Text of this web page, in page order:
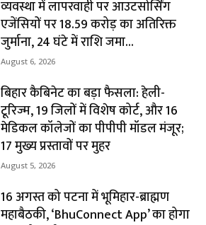
व्यवस्था में लापरवाही पर आउटसोर्सिंग
एजेंसियों पर ₹18.59 करोड़ का अतिरिक्त
जुर्माना, 24 घंटे में राशि जमा...
August 6, 2026
बिहार कैबिनेट का बड़ा फैसला: हेली-
टूरिज्म, 19 जिलों में विशेष कोर्ट, और 16
मेडिकल कॉलेजों का पीपीपी मॉडल मंजूर;
17 मुख्य प्रस्तावों पर मुहर
August 5, 2026
16 अगस्त को पटना में भूमिहार-ब्राह्मण
महाबैठकी, ‘BhuConnect App’ का होगा